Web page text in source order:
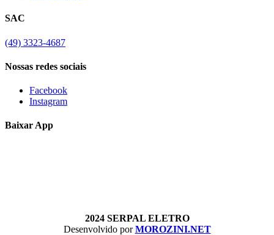
SAC
(49) 3323-4687
Nossas redes sociais
Facebook
Instagram
Baixar App
2024 SERPAL ELETRO
Desenvolvido porMOROZINI.NET